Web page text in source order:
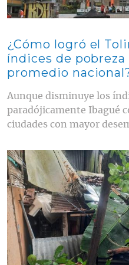
¿Cómo logró el
índices de
promedio
Aunque disminuye los
paradójicamente Ibagué
ciudades con mayor
Contenido multimedia principal